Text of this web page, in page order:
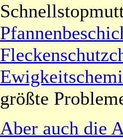
größte
Aber auch die